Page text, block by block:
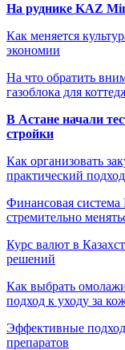
На руднике KAZ
Как меняется
экономии
На что обратить
газоблока для
В Астане начали
стройки
Как организовать
практический
Финансовая система
стремительно
Курс валют в
решений
Как выбрать
подход к уходу за
Эффективные
препаратов